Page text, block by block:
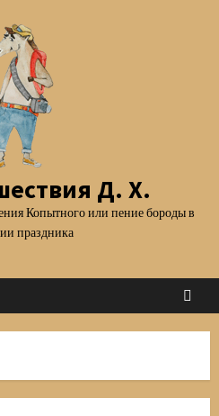
Д. Х.
Копытного или пение бороды в
праздника